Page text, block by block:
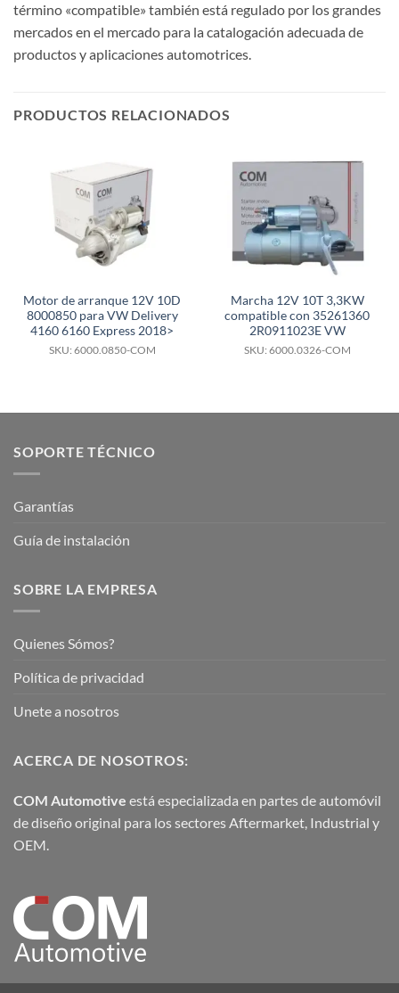
término «compatible» también está regulado por los grandes
mercados en el mercado para la catalogación adecuada de
productos y aplicaciones automotrices.
PRODUCTOS RELACIONADOS
Motor de arranque 12V 10D
8000850 para VW Delivery
4160 6160 Express 2018>
SKU: 6000.0850-COM
Marcha 12V 10T 3,3KW
compatible con 35261360
2R0911023E VW
SKU: 6000.0326-COM
SOPORTE TÉCNICO
Garantías
Guía de instalación
SOBRE LA EMPRESA
Quienes Sómos?
Política de privacidad
Unete a nosotros
ACERCA DE NOSOTROS:
COM Automotive está especializada en partes de automóvil
de diseño original para los sectores Aftermarket, Industrial y
OEM.